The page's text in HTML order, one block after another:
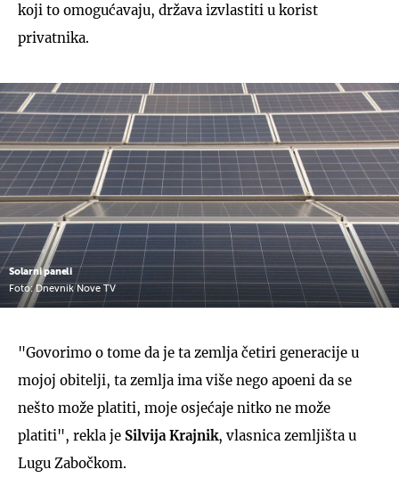
koji to omogućavaju, država izvlastiti u korist
privatnika.
Solarni paneli
Foto: Dnevnik Nove TV
"Govorimo o tome da je ta zemlja četiri generacije u
mojoj obitelji, ta zemlja ima više nego apoeni da se
nešto može platiti, moje osjećaje nitko ne može
platiti", rekla je Silvija Krajnik, vlasnica zemljišta u
Lugu Zabočkom.